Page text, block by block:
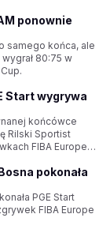
ponownie
samego końca, ale
80:75 w
Start wygrywa
końcówce
Rilski Sportist
FIBA Europe
pokonała
PGE Start
FIBA Europe